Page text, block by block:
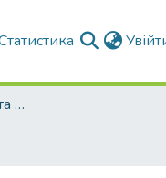
Факультет Економіки та бізнесу